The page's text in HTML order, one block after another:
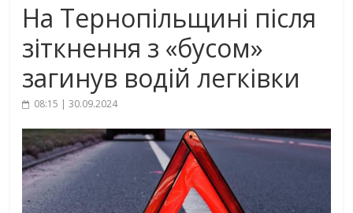
На Тернопільщині після
зіткнення з «бусом»
загинув водій легківки
08:15 | 30.09.2024